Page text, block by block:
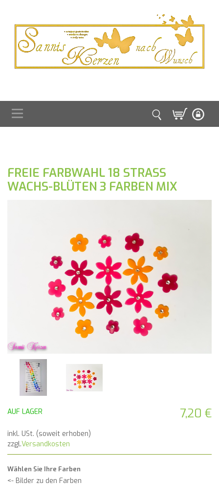
FREIE FARBWAHL 18 STRASS
WACHS-BLÜTEN 3 FARBEN MIX
7,20 €
AUF LAGER
inkl. USt. (soweit erhoben)
zzgl.Versandkosten
Wählen Sie Ihre Farben
<- Bilder zu den Farben